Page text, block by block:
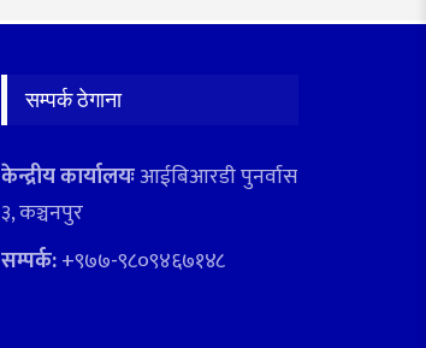
सम्पर्क ठेगाना
केन्द्रीय कार्यालयःआईबिआरडी पुनर्वास
३, कञ्चनपुर
सम्पर्क:+९७७-९८०९४६७१४८